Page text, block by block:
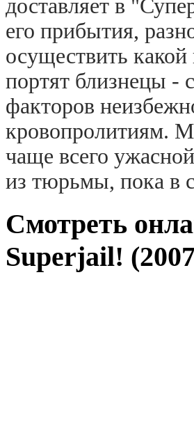
доставляет в
его прибытия,
осуществить
портят близнецы -
факторов
кровопролитиям.
чаще всего
из тюрьмы, пока в
Смотреть
Superjail!